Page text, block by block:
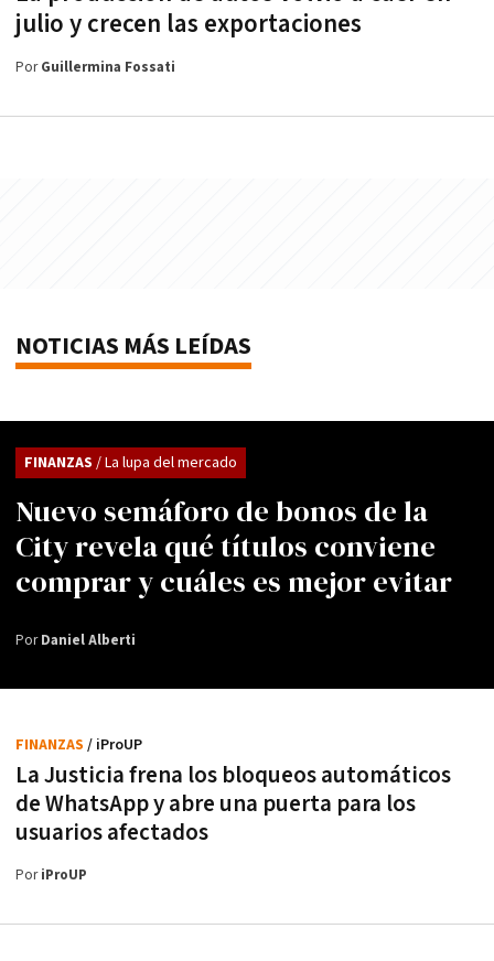
julio y crecen las exportaciones
PorGuillermina Fossati
NOTICIAS MÁS LEÍDAS
Nuevo semáforo de bonos de la
City revela qué títulos conviene
comprar y cuáles es mejor evitar
FINANZAS / La lupa del mercado
PorDaniel Alberti
La Justicia frena los bloqueos automáticos
de WhatsApp y abre una puerta para los
usuarios afectados
FINANZAS / iProUP
PoriProUP